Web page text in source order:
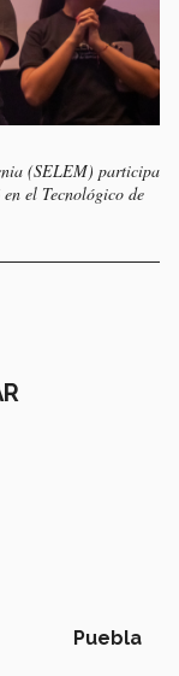
(SELEM) participa
el Tecnológico de
Puebla